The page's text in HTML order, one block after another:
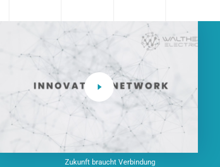
Zukunft braucht Verbindung